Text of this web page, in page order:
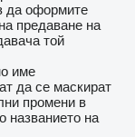
да оформите
предаване на
той
име
да се маскират
промени в
названието на